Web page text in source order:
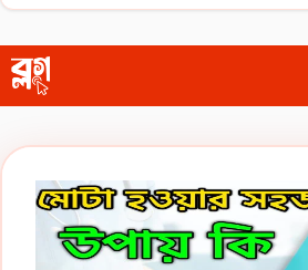
Skip
to